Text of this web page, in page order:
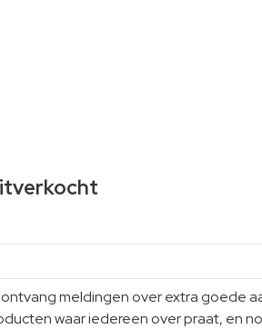
meldingen over extra goede
waar iedereen over praat, en